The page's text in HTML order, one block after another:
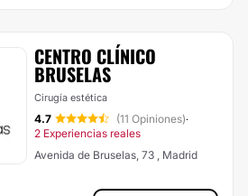
CENTRO CLÍNICO
BRUSELAS
Cirugía estética
4.7 (11 Opiniones)·
2 Experiencias reales
Avenida de Bruselas, 73 , Madrid